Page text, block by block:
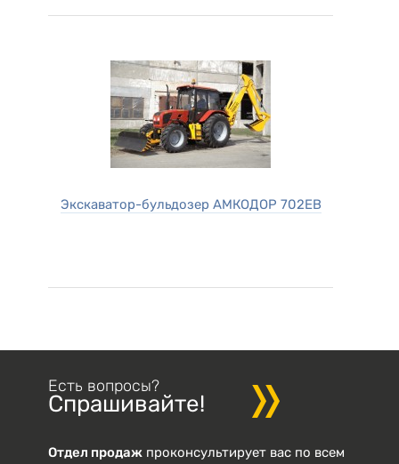
Экскаватор-бульдозер АМКОДОР 702ЕВ
Есть вопросы?
Спрашивайте!
Отдел продаж проконсультирует вас по всем